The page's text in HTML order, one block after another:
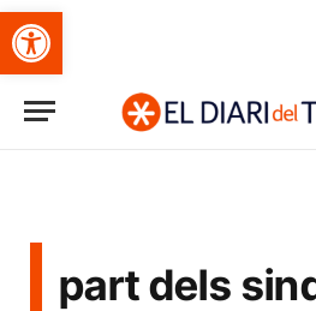
Obre la barra d'eines
part dels